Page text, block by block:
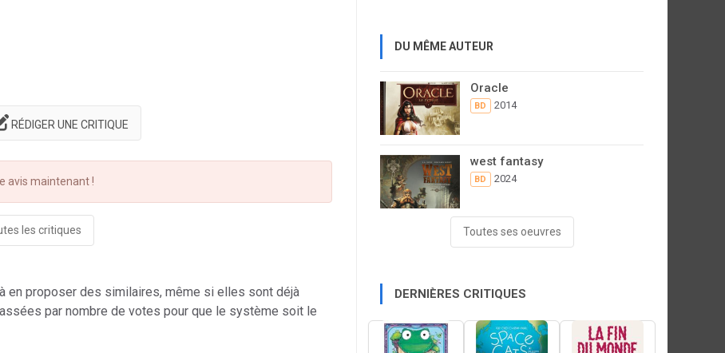
RÉDIGER UNE CRITIQUE
avis maintenant !
les critiques
en proposer des similaires, même si elles sont déjà
par nombre de votes pour que le système soit le
DU MÊME AUTEUR
Oracle
BD 2014
west fantasy
BD 2024
Toutes ses oeuvres
DERNIÈRES CRITIQUES